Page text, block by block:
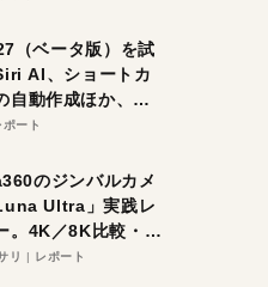
（ベータ版）を試
AI、ショートカ
自動作成ほか、期
便利機能5選。
はすぐそこ！
ポート
のジンバルカメ
Ultra」実践レ
。4K／8K比較・ズ
夜間撮影をチェッ
リ レポート